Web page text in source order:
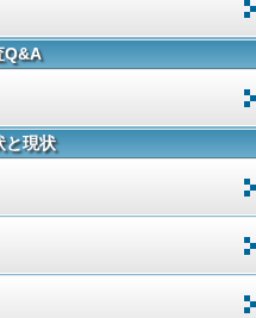
Q&A
と現状